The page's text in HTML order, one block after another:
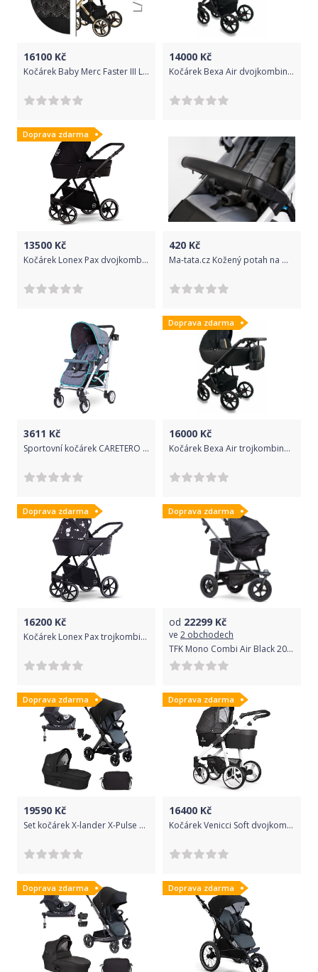
16100 Kč
Kočárek Baby Merc Faster III Limited 2019 trojkombinace s autosedačkou L/143
14000 Kč
Kočárek Bexa Air dvojkombinace Gold
Doprava zdarma
13500 Kč
Kočárek Lonex Pax dvojkombinace Black pearl
420 Kč
Ma-tata.cz Kožený potah na madlo kočárku Thule - dítě Barva: černá, Rozměry: délka 33 cm, obvod 11 cm, Model kočárku: Thule Urban Glide 1 Double
3611 Kč
Sportovní kočárek CARETERO Sonata graphite -Zablokoval RGO, klientovi říct, že nemáme možnost objednání, Šedá
Doprava zdarma
16000 Kč
Kočárek Bexa Air trojkombinace Gold
Doprava zdarma
16200 Kč
Kočárek Lonex Pax trojkombinace Black balls
Doprava zdarma
od 22299 Kč
ve 2 obchodech
TFK Mono Combi Air Black 2020
Doprava zdarma
19590 Kč
Set kočárek X-lander X-Pulse + isofix 2021 Astral black
Doprava zdarma
16400 Kč
Kočárek Venicci Soft dvojkombinace Bílý rám/Denim black
Doprava zdarma Doprava zdarma